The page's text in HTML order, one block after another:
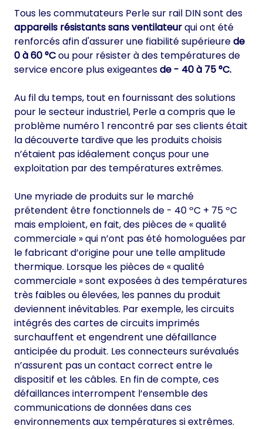
Tous les commutateurs Perle sur rail DIN sont des
appareils résistants sans ventilateurqui ont été
renforcés afin d'assurer une fiabilité supérieurede
0 à 60 °Cou pour résister à des températures de
service encore plus exigeantesde - 40 à 75 °C.
Au fil du temps, tout en fournissant des solutions
pour le secteur industriel, Perle a compris que le
problème numéro 1 rencontré par ses clients était
la découverte tardive que les produits choisis
n’étaient pas idéalement conçus pour une
exploitation par des températures extrêmes.
Une myriade de produits sur le marché
prétendent être fonctionnels de - 40 ºC + 75 ºC
mais emploient, en fait, des pièces de « qualité
commerciale » qui n’ont pas été homologuées par
le fabricant d’origine pour une telle amplitude
thermique. Lorsque les pièces de « qualité
commerciale » sont exposées à des températures
très faibles ou élevées, les pannes du produit
deviennent inévitables. Par exemple, les circuits
intégrés des cartes de circuits imprimés
surchauffent et engendrent une défaillance
anticipée du produit. Les connecteurs surévalués
n’assurent pas un contact correct entre le
dispositif et les câbles. En fin de compte, ces
défaillances interrompent l’ensemble des
communications de données dans ces
environnements aux températures si extrêmes.